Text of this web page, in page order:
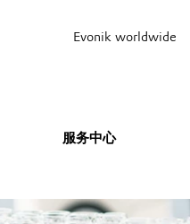
Evonik worldwide
服务中心